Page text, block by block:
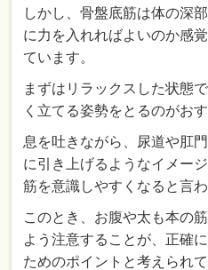
しかし、骨盤底筋は体の深
に力を入れればよいのか感
ています。
まずはリラックスした状態
く立てる姿勢をとるのがお
息を吐きながら、尿道や肛
に引き上げるようなイメー
筋を意識しやすくなると言わ
このとき、お腹や太も本の
よう注意することが、正確
ためのポイントと考えられて